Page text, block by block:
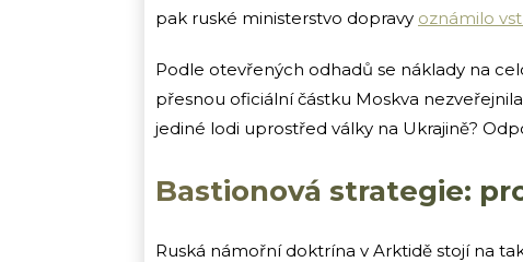
pak ruské ministerstvo dopravy oznámilo
Podle otevřených odhadů se náklady na
přesnou oficiální částku Moskva
jediné lodi uprostřed války na Ukrajině?
Bastionová strategie:
Ruská námořní doktrína v Arktidě stojí na